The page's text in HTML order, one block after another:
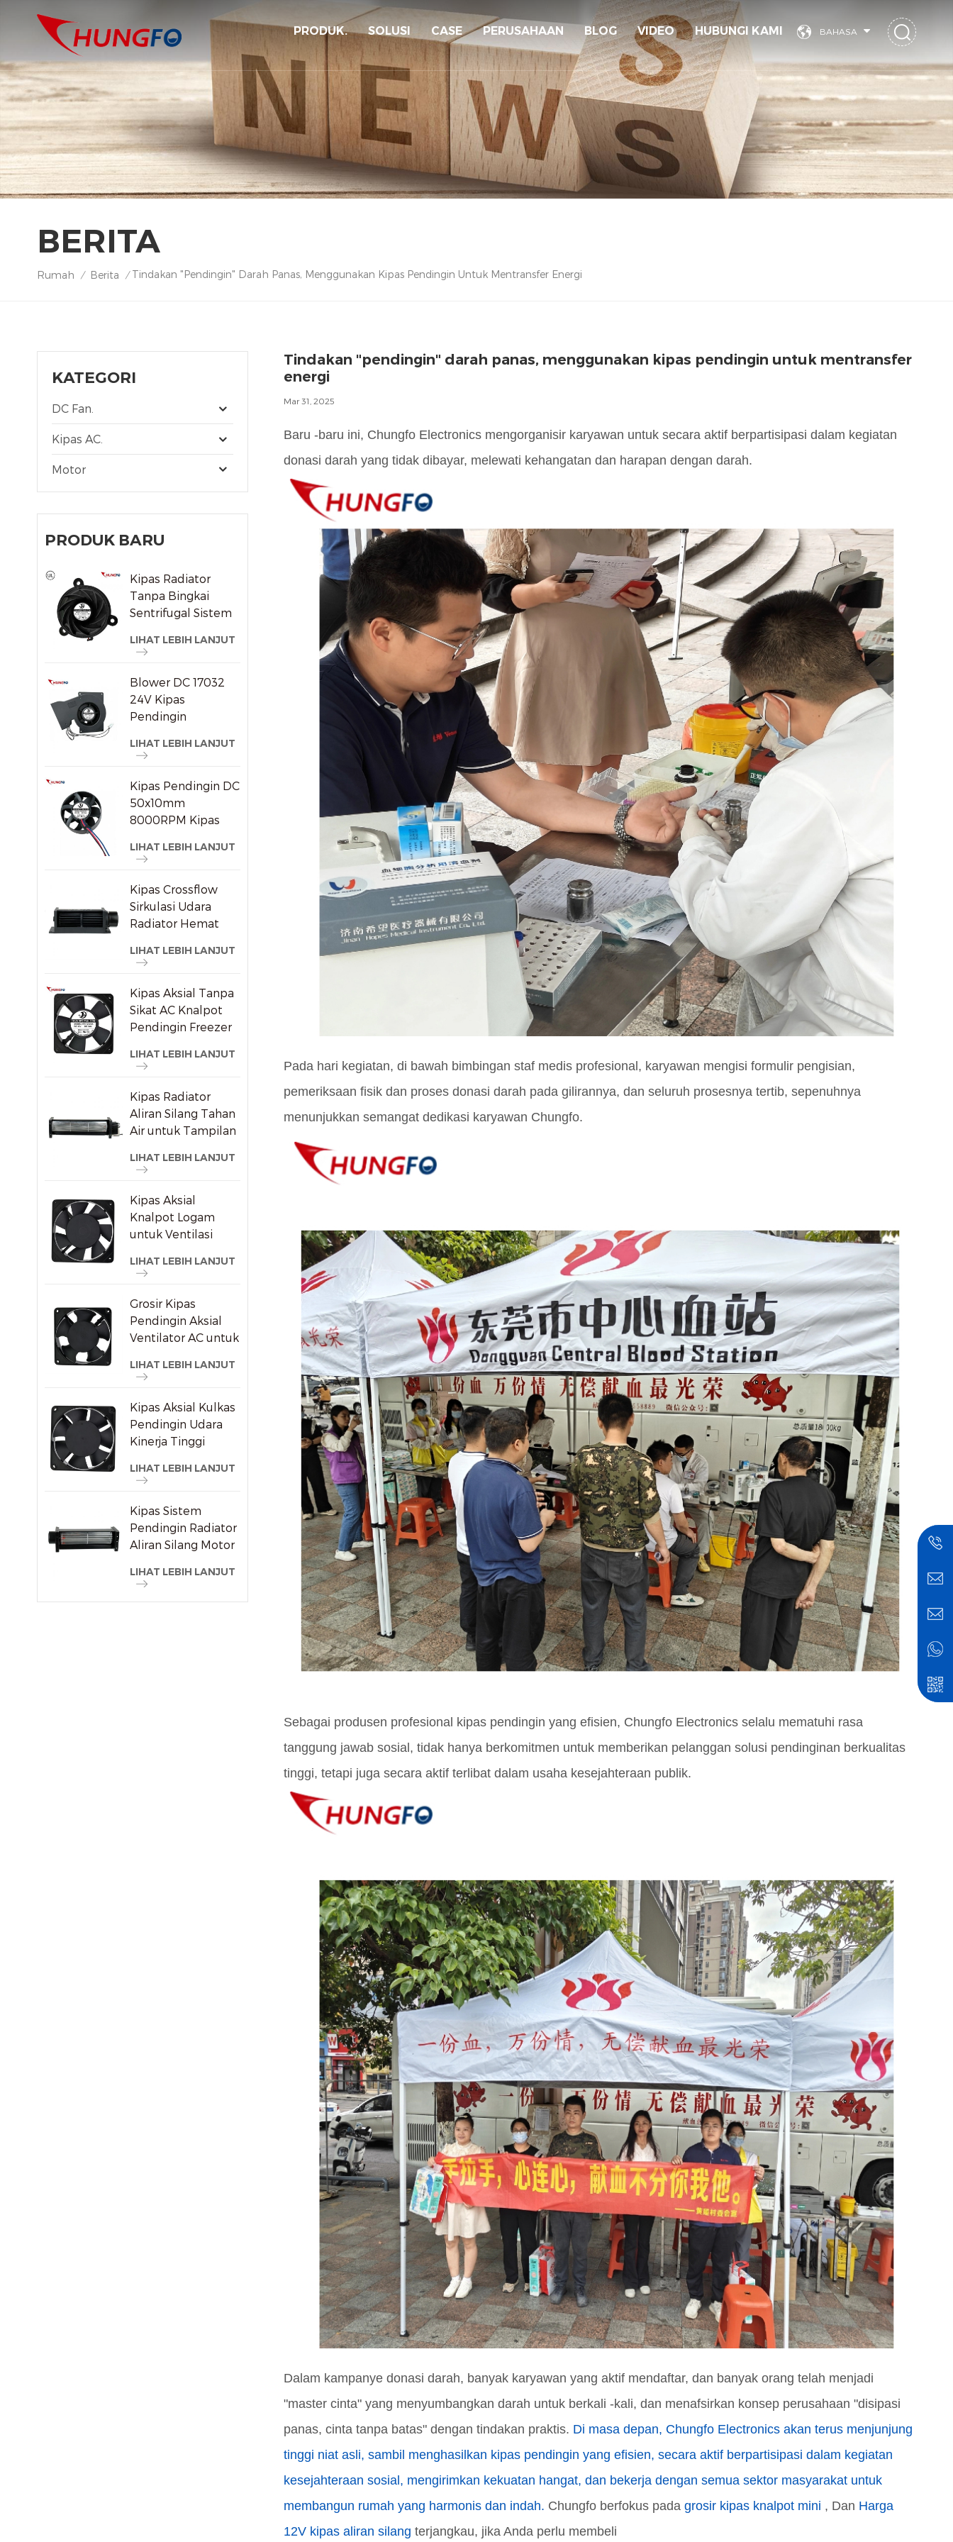
BAHASA
PRODUK. SOLUSI CASE PERUSAHAAN BLOG VIDEO HUBUNGI KAMI
BERITA
Rumah / Berita / Tindakan "pendingin" Darah Panas, Menggunakan Kipas Pendingin Untuk Mentransfer Energi
KATEGORI
DC Fan.
Kipas AC.
Motor
PRODUK BARU
Kipas Radiator
Tanpa Bingkai
Sentrifugal Sistem
DC/Ec
LIHAT LEBIH LANJUT
Blower DC 17032
24V Kipas
Pendingin
Tekanan Statis
LIHAT LEBIH LANJUT
Kipas Pendingin DC
50x10mm
8000RPM Kipas
Berkecepatan
Perangkat
Elektronik Kecil
LIHAT LEBIH LANJUT
Kipas Crossflow
Sirkulasi Udara
Radiator Hemat
LIHAT LEBIH LANJUT
Kipas Aksial Tanpa
Sikat AC Knalpot
Pendingin Freezer
LIHAT LEBIH LANJUT
Kipas Radiator
Aliran Silang Tahan
Air untuk Tampilan
LIHAT LEBIH LANJUT
Kipas Aksial
Knalpot Logam
untuk Ventilasi
LIHAT LEBIH LANJUT
Grosir Kipas
Pendingin Aksial
Ventilator AC untuk
LIHAT LEBIH LANJUT
Kipas Aksial Kulkas
Pendingin Udara
Kinerja Tinggi
LIHAT LEBIH LANJUT
Kipas Sistem
Pendingin Radiator
Aliran Silang Motor
LIHAT LEBIH LANJUT
Tindakan "pendingin" darah panas, menggunakan kipas pendingin untuk mentransfer
energi
Mar 31, 2025
Baru -baru ini, Chungfo Electronics mengorganisir karyawan untuk secara aktif berpartisipasi dalam kegiatan
donasi darah yang tidak dibayar, melewati kehangatan dan harapan dengan darah.
Pada hari kegiatan, di bawah bimbingan staf medis profesional, karyawan mengisi formulir pengisian,
pemeriksaan fisik dan proses donasi darah pada gilirannya, dan seluruh prosesnya tertib, sepenuhnya
menunjukkan semangat dedikasi karyawan Chungfo.
Sebagai produsen profesional kipas pendingin yang efisien, Chungfo Electronics selalu mematuhi rasa
tanggung jawab sosial, tidak hanya berkomitmen untuk memberikan pelanggan solusi pendinginan berkualitas
tinggi, tetapi juga secara aktif terlibat dalam usaha kesejahteraan publik.
Dalam kampanye donasi darah, banyak karyawan yang aktif mendaftar, dan banyak orang telah menjadi
"master cinta" yang menyumbangkan darah untuk berkali -kali, dan menafsirkan konsep perusahaan "disipasi
panas, cinta tanpa batas" dengan tindakan praktis. Di masa depan, Chungfo Electronics akan terus menjunjung
tinggi niat asli, sambil menghasilkan kipas pendingin yang efisien, secara aktif berpartisipasi dalam kegiatan
kesejahteraan sosial, mengirimkan kekuatan hangat, dan bekerja dengan semua sektor masyarakat untuk
membangun rumah yang harmonis dan indah. Chungfo berfokus pada grosir kipas knalpot mini , Dan Harga
12V kipas aliran silang terjangkau, jika Anda perlu membeli